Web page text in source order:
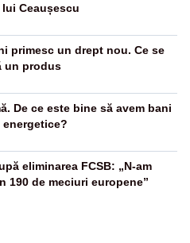
Ceaușescu
primesc un drept nou. Ce se
un produs
De ce este bine să avem bani
eliminarea FCSB: „N-am
190 de meciuri europene”